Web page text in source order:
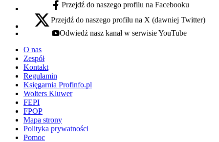
facebook - otwiera się w nowej karcie
Przejdź do naszego profilu na Facebooku
x - otwiera się w nowej karcie
Przejdź do naszego profilu na X (dawniej Twitter)
youtube - otwiera się w nowej karcie
Odwiedź nasz kanał w serwisie YouTube
O nas
Zespół
Kontakt
Regulamin
Księgarnia Profinfo.pl
Wolters Kluwer
FEPI
FPOP
Mapa strony
Polityka prywatności
Pomoc